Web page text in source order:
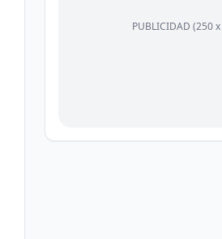
PUBLICIDAD (250